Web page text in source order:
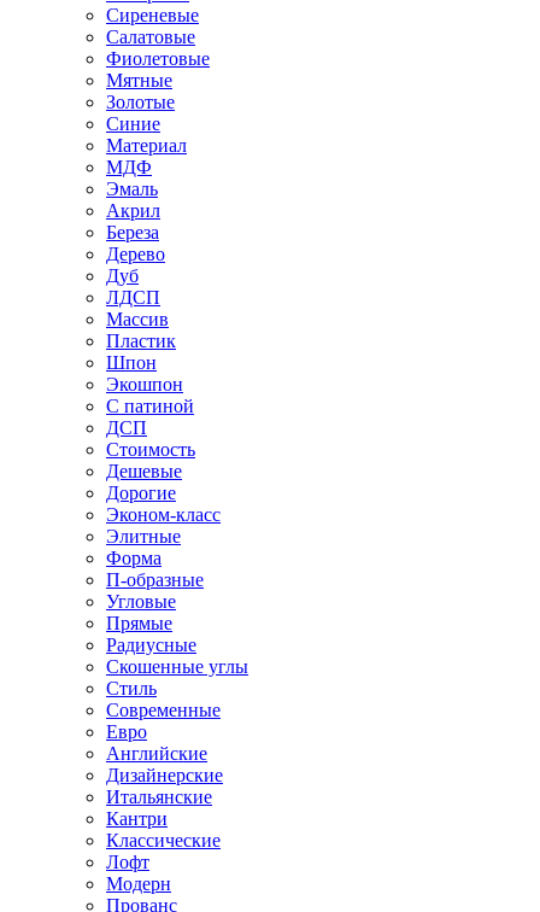
Сиреневые
Салатовые
Фиолетовые
Мятные
Золотые
Синие
Материал
МДФ
Эмаль
Акрил
Береза
Дерево
Дуб
ЛДСП
Массив
Пластик
Шпон
Экошпон
С патиной
ДСП
Стоимость
Дешевые
Дорогие
Эконом-класс
Элитные
Форма
П-образные
Угловые
Прямые
Радиусные
Скошенные углы
Стиль
Современные
Евро
Английские
Дизайнерские
Итальянские
Кантри
Классические
Лофт
Модерн
Прованс